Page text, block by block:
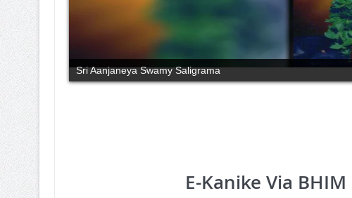
Sri Aanjaneya Swamy Saligrama
E-Kanike Via BHIM